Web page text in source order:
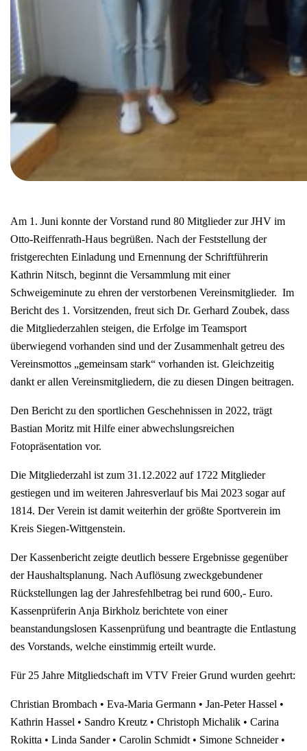
Am 1. Juni konnte der Vorstand rund 80 Mitglieder zur JHV im
Otto-Reiffenrath-Haus begrüßen. Nach der Feststellung der
fristgerechten Einladung und Ernennung der Schriftführerin
Kathrin Nitsch, beginnt die Versammlung mit einer
Schweigeminute zu ehren der verstorbenen Vereinsmitglieder. Im
Bericht des 1. Vorsitzenden, freut sich Dr. Gerhard Zoubek, dass
die Mitgliederzahlen steigen, die Erfolge im Teamsport
überwiegend vorhanden sind und der Zusammenhalt getreu des
Vereinsmottos „gemeinsam stark“ vorhanden ist. Gleichzeitig
dankt er allen Vereinsmitgliedern, die zu diesen Dingen beitragen.
Den Bericht zu den sportlichen Geschehnissen in 2022, trägt
Bastian Moritz mit Hilfe einer abwechslungsreichen
Fotopräsentation vor.
Die Mitgliederzahl ist zum 31.12.2022 auf 1722 Mitglieder
gestiegen und im weiteren Jahresverlauf bis Mai 2023 sogar auf
1814. Der Verein ist damit weiterhin der größte Sportverein im
Kreis Siegen-Wittgenstein.
Der Kassenbericht zeigte deutlich bessere Ergebnisse gegenüber
der Haushaltsplanung. Nach Auflösung zweckgebundener
Rückstellungen lag der Jahresfehlbetrag bei rund 600,- Euro.
Kassenprüferin Anja Birkholz berichtete von einer
beanstandungslosen Kassenprüfung und beantragte die Entlastung
des Vorstands, welche einstimmig erteilt wurde.
Für 25 Jahre Mitgliedschaft im VTV Freier Grund wurden geehrt:
Christian Brombach • Eva-Maria Germann • Jan-Peter Hassel •
Kathrin Hassel • Sandro Kreutz • Christoph Michalik • Carina
Rokitta • Linda Sander • Carolin Schmidt • Simone Schneider •